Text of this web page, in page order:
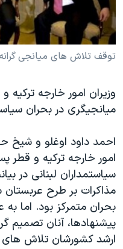
فرهنگ و زندگی
حقوق شهروندی
اقتصادی
اسرائیل در جنگ
آرشیو پخش زنده
مستندها
انتخابات ریاست جمهوری آمریکا
حمله جمهوری اسلامی به
ورزش زنان در ایران
مجموعه مستندهای دادخواهی
تریبونال مردمی آبان ۹۸
دادگاه حمید نوری
چهل سال گروگان‌گیری
قانون شفافیت دارائی کادر
دنبال کنید
زبانهای مختلف
توقف تلاش های میانجی
وزیران امور خارجه
میانجیگری در بحران
احمد داود اوغلو و شیخ
امور خارجه ترکیه و قطر
سیاستمداران لبنانی در
مذاکرات بر طرح
بحران متمرکز بود. اما
پیشنهادها، آنان تصمیم
ارشد کشورشان تلاش های